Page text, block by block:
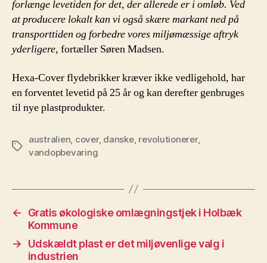
forlænge levetiden for det, der allerede er i omløb. Ved
at producere lokalt kan vi også skære markant ned på
transporttiden og forbedre vores miljømæssige aftryk
yderligere, fortæller Søren Madsen.
Hexa-Cover flydebrikker kræver ikke vedligehold, har
en forventet levetid på 25 år og kan derefter genbruges
til nye plastprodukter.
Tags
australien cover, danske, revolutionerer,
vandopbevaring
←
Gratis økologiske omlægningstjek i Holbæk
Kommune
→
Udskældt plast er det miljøvenlige valg i
industrien